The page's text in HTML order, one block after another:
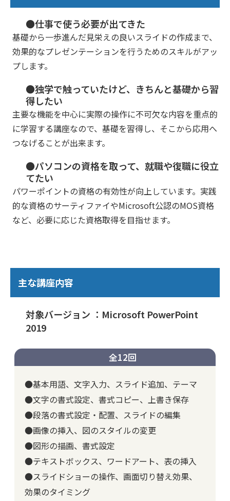
●仕事で使う必要が出てきた
基礎から一歩進んだ見栄えの良いスライドの作成まで、
効果的なプレゼンテーションを行うためのスキルがアッ
プします。
●独学で触っていたけど、きちんと基礎から習
得したい
主要な機能を中心に実際の操作に不可欠な内容を重点的
に学習する講座なので、基礎を習得し、そこから応用へ
つなげることが出来ます。
●パソコンの資格を取って、就職や復職に役立
てたい
パワーポイントの資格の有効性が向上しています。実践
的な資格のサーティファイやMicrosoft公認のMOS資格
など、必要に応じた資格取得を目指せます。
主な講座内容
対象バージョン ：Microsoft PowerPoint
2019
全12回
●基本用語、文字入力、スライド追加、テーマ
●文字の書式設定、書式コピー、上書き保存
●段落の書式設定・配置、スライドの編集
●画像の挿入、図のスタイルの変更
●図形の描画、書式設定
●テキストボックス、ワードアート、表の挿入
●スライドショーの操作、画面切り替え効果、
効果のタイミング